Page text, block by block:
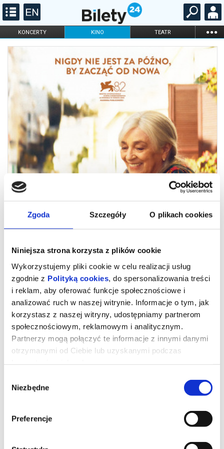
Zgoda Szczegóły O plikach cookies
Niniejsza strona korzysta z plików cookie
Wykorzystujemy pliki cookie w celu realizacji usług
zgodnie z Polityką cookies , do spersonalizowania treści
i reklam, aby oferować funkcje społecznościowe i
analizować ruch w naszej witrynie. Informacje o tym, jak
korzystasz z naszej witryny, udostępniamy partnerom
społecznościowym, reklamowym i analitycznym.
Partnerzy mogą połączyć te informacje z innymi danymi
otrzymanymi od Ciebie lub uzyskanymi podczas
zgody
Niezbędne
Preferencje
KONCERTY KINO TEATR ...
FILHARMONIA OPERA I BALET
ONLINE KARNETY
DRUGIE ŻYCIE
apartamencie w sercu marokańskiego Tangeru. To miejsce, które
pamięta jej miłość, codzienne rytuały i całe życie zapisane w
ścianach, meblach i drobnych gestach. Gdy zostaje zmuszona do
wydaje się bolesną koniecznością, nieoczekiwanie stanie się